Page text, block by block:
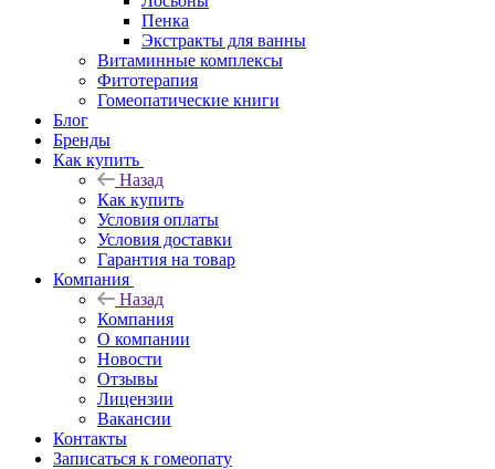
Пенка
Экстракты для ванны
Витаминные комплексы
Фитотерапия
Гомеопатические книги
Блог
Бренды
Как купить
Назад
Как купить
Условия оплаты
Условия доставки
Гарантия на товар
Компания
Назад
Компания
О компании
Новости
Отзывы
Лицензии
Вакансии
Контакты
Записаться к гомеопату